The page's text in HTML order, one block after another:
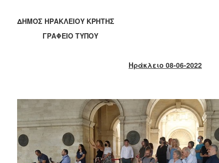
2020
2019
2012
2010
ΔΗΜΟΣ ΗΡΑΚΛΕΙΟΥ ΚΡΗΤΗΣ
ΓΡΑΦΕΙΟ ΤΥΠΟΥ
Ηράκλειο 08-06-2022